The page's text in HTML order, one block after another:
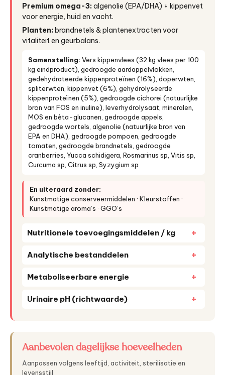
Premium omega-3: algenolie (EPA/DHA) + kippenvet
voor energie, huid en vacht.
Planten: brandnetels & plantenextracten voor
vitaliteit en geurbalans.
Samenstelling: Vers kippenvlees (32 kg vlees per 100
kg eindproduct), gedroogde aardappelvlokken,
gedehydrateerde kippenproteïnen (16%), doperwten,
spliterwten, kippenvet (6%), gehydrolyseerde
kippenproteïnen (5%), gedroogde cichorei (natuurlijke
bron van FOS en inuline), leverhydrolysaat, mineralen,
MOS en bèta-glucanen, gedroogde appels,
gedroogde wortels, algenolie (natuurlijke bron van
EPA en DHA), gedroogde pompoen, gedroogde
tomaten, gedroogde brandnetels, gedroogde
cranberries, Yucca schidigera, Rosmarinus sp, Vitis sp,
Curcuma sp, Citrus sp, Syzygium sp
En uiteraard zonder:
Kunstmatige conserveermiddelen · Kleurstoffen ·
Kunstmatige aroma’s · GGO’s
Nutritionele toevoegingsmiddelen / kg
Analytische bestanddelen
Metaboliseerbare energie
Urinaire pH (richtwaarde)
Aanbevolen dagelijkse hoeveelheden
Aanpassen volgens leeftijd, activiteit, sterilisatie en
levensstijl